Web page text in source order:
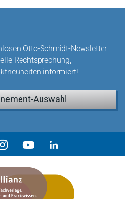
Otto-Schmidt-Newsletter
Rechtsprechung,
informiert!
Auswahl